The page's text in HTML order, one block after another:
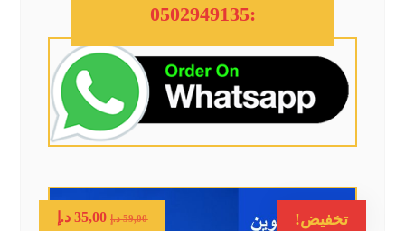
:0502949135
تخفيض! 59,00 د.إ 35,00 د.إ